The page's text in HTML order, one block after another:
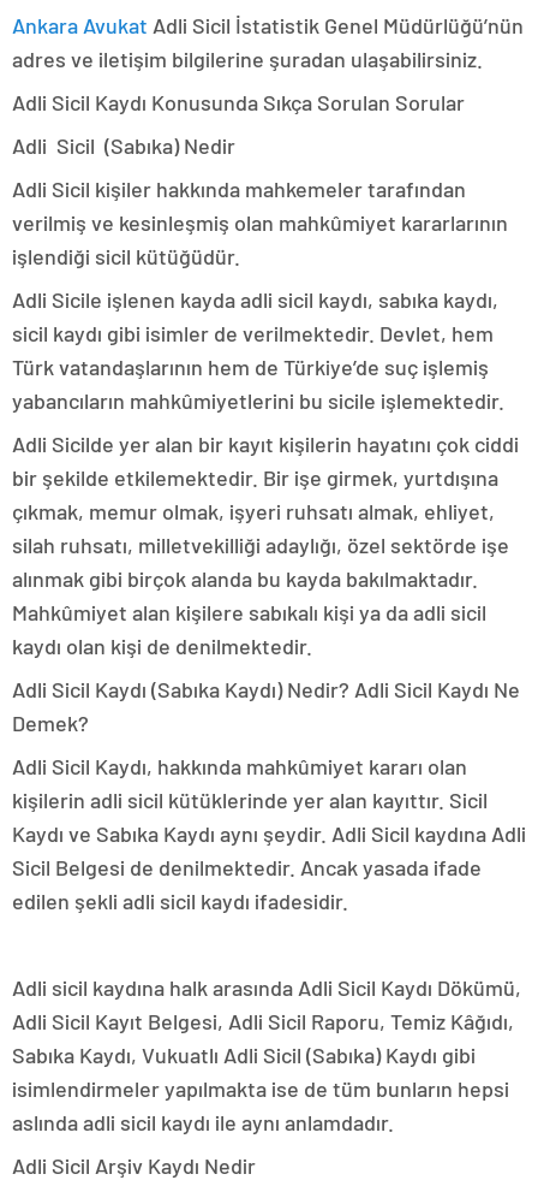
Ankara Avukat Adli Sicil İstatistik Genel Müdürlüğü’nün
adres ve iletişim bilgilerine şuradan ulaşabilirsiniz.
Adli Sicil Kaydı Konusunda Sıkça Sorulan Sorular
Adli Sicil (Sabıka) Nedir
Adli Sicil kişiler hakkında mahkemeler tarafından
verilmiş ve kesinleşmiş olan mahkûmiyet kararlarının
işlendiği sicil kütüğüdür.
Adli Sicile işlenen kayda adli sicil kaydı, sabıka kaydı,
sicil kaydı gibi isimler de verilmektedir. Devlet, hem
Türk vatandaşlarının hem de Türkiye’de suç işlemiş
yabancıların mahkûmiyetlerini bu sicile işlemektedir.
Adli Sicilde yer alan bir kayıt kişilerin hayatını çok ciddi
bir şekilde etkilemektedir. Bir işe girmek, yurtdışına
çıkmak, memur olmak, işyeri ruhsatı almak, ehliyet,
silah ruhsatı, milletvekilliği adaylığı, özel sektörde işe
alınmak gibi birçok alanda bu kayda bakılmaktadır.
Mahkûmiyet alan kişilere sabıkalı kişi ya da adli sicil
kaydı olan kişi de denilmektedir.
Adli Sicil Kaydı (Sabıka Kaydı) Nedir? Adli Sicil Kaydı Ne
Demek?
Adli Sicil Kaydı, hakkında mahkûmiyet kararı olan
kişilerin adli sicil kütüklerinde yer alan kayıttır. Sicil
Kaydı ve Sabıka Kaydı aynı şeydir. Adli Sicil kaydına Adli
Sicil Belgesi de denilmektedir. Ancak yasada ifade
edilen şekli adli sicil kaydı ifadesidir.
Adli sicil kaydına halk arasında Adli Sicil Kaydı Dökümü,
Adli Sicil Kayıt Belgesi, Adli Sicil Raporu, Temiz Kâğıdı,
Sabıka Kaydı, Vukuatlı Adli Sicil (Sabıka) Kaydı gibi
isimlendirmeler yapılmakta ise de tüm bunların hepsi
aslında adli sicil kaydı ile aynı anlamdadır.
Adli Sicil Arşiv Kaydı Nedir